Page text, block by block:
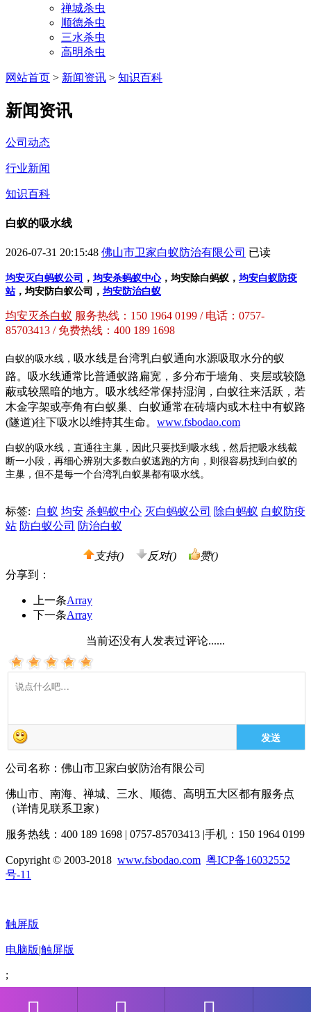
禅城杀虫
顺德杀虫
三水杀虫
高明杀虫
网站首页 > 新闻资讯 > 知识百科
新闻资讯
公司动态
行业新闻
知识百科
白蚁的吸水线
2026-07-31 20:15:48 佛山市卫家白蚁防治有限公司 已读
均安灭白蚂蚁公司 ，均安杀蚂蚁中心，均安除白蚂蚁，均安白蚁防疫
站，均安防白蚁公司，均安防治白蚁
均安灭杀白蚁 服务热线：150 1964 0199 / 电话：0757-
85703413 / 免费热线：400 189 1698
白蚁的吸水线， 吸水线是台湾乳白蚁通向水源吸取水分的蚁
路。吸水线通常比普通蚁路扁宽，多分布于墙角、夹层或较隐
蔽或较黑暗的地方。吸水线经常保持湿润，白蚁往来活跃，若
木金字架或亭角有白蚁巢、白蚁通常在砖墙内或木柱中有蚁路
(隧道)往下吸水以维持其生命。 www.fsbodao.com
白蚁的吸水线，直通往主巢，因此只要找到吸水线，然后把吸水线截
断一小段，再细心辨别大多数白蚁逃跑的方向，则很容易找到白蚁的
主巢，但不是每一个台湾乳白蚁巢都有吸水线。
标签: 白蚁 均安 杀蚂蚁中心 灭白蚂蚁公司 除白蚂蚁 白蚁防疫
站 防白蚁公司 防治白蚁
支持() 反对() 赞()
分享到：
上一条Array
下一条Array
当前还没有人发表过评论......
发送
公司名称：佛山市卫家白蚁防治有限公司
佛山市、南海、禅城、三水、顺德、高明五大区都有服务点
（详情见联系卫家）
服务热线：400 189 1698 | 0757-85703413 |手机：150 1964 0199
Copyright © 2003-2018 www.fsbodao.com 粤ICP备16032552
号-11
触屏版
电脑版|触屏版
;